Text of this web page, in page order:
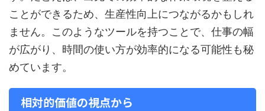
ことができるため、生産性向上につながるかもしれ
ません。このようなツールを持つことで、仕事の幅
が広がり、時間の使い方が効率的になる可能性も秘
めています。
相対的価値の視点から